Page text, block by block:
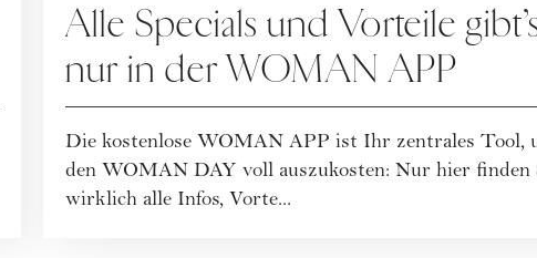
Alle Specials und Vorteile
nur in der WOMAN APP
Die kostenlose WOMAN APP ist Ihr zentrales Tool,
den WOMAN DAY voll auszukosten: Nur hier finden
wirklich alle Infos, Vorte...